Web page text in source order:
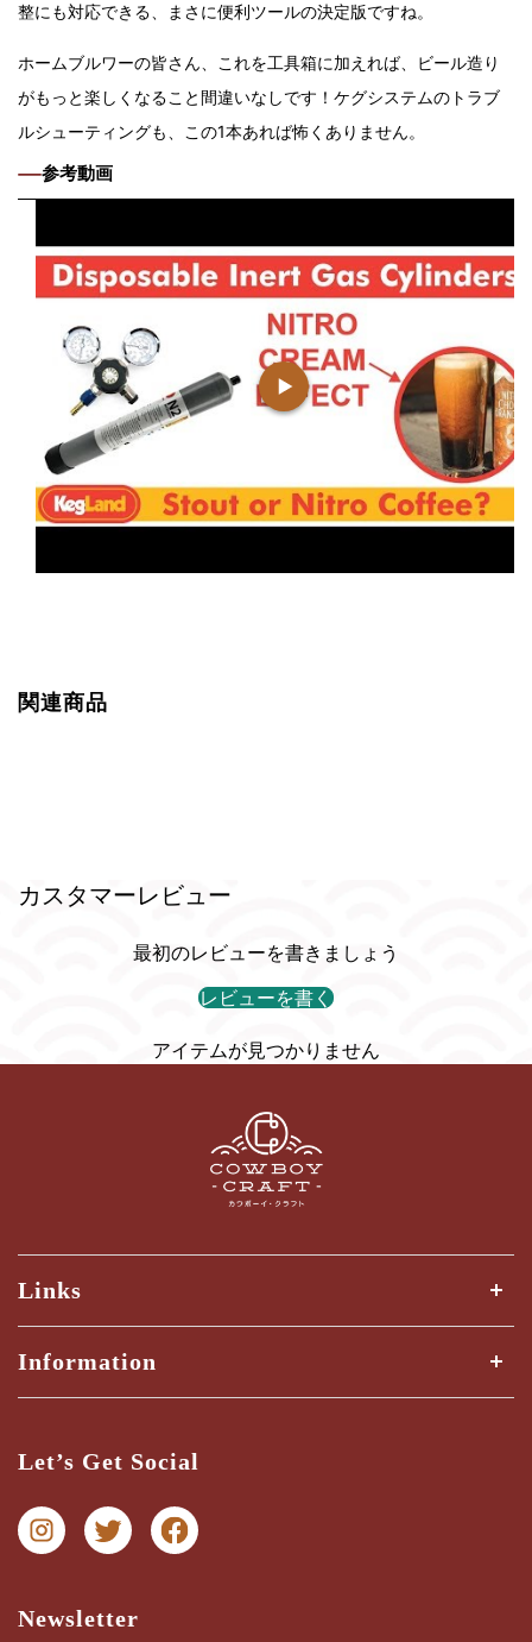
整にも対応できる、まさに便利ツールの決定版ですね。
ホームブルワーの皆さん、これを工具箱に加えれば、ビール造り
がもっと楽しくなること間違いなしです！ケグシステムのトラブ
ルシューティングも、この1本あれば怖くありません。
参考動画
関連商品
カスタマーレビュー
最初のレビューを書きましょう
レビューを書く
アイテムが見つかりません
Links
全ての商品
商品検索
Information
納期・配送ガイド
プライバシー
特商法に関する表記
Let’s Get Social
Newsletter